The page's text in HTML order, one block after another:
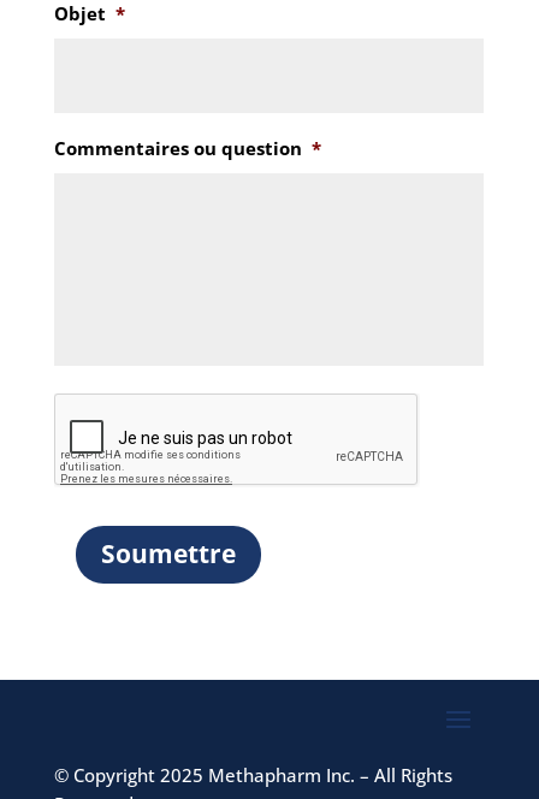
Objet *
Commentaires ou question *
Soumettre
©Copyright 2025 Methapharm Inc. – All Rights